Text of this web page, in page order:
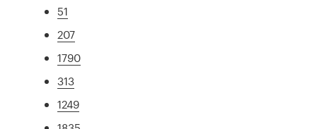
51
207
1790
313
1249